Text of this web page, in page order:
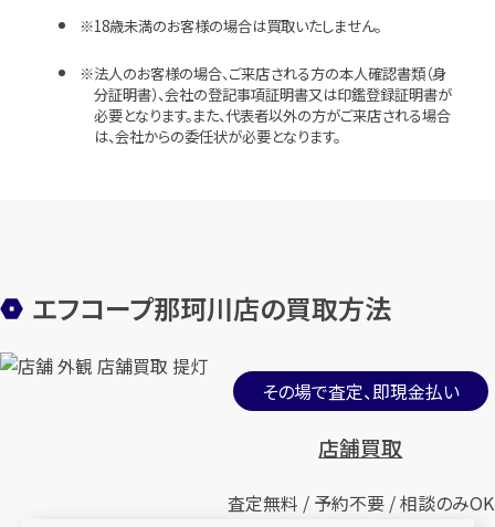
18歳未満のお客様の場合は買取いたしません。
法人のお客様の場合、ご来店される方の本人確認書類（身
分証明書）、会社の登記事項証明書又は印鑑登録証明書が
必要となります。また、代表者以外の方がご来店される場合
は、会社からの委任状が必要となります。
エフコープ那珂川店の買取方法
その場で査定、即現金払い
店舗買取
査定無料 / 予約不要 / 相談のみOK